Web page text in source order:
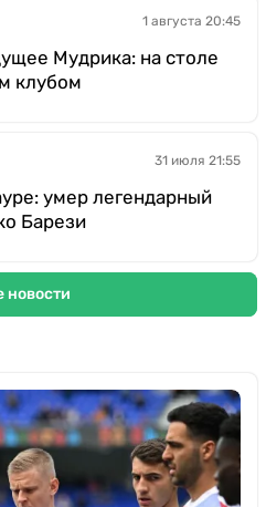
1 августа 20:45
Мудрика: на столе
клубом
31 июля 21:55
умер легендарный
Барези
новости